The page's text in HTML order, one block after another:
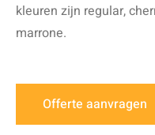
kleuren zijn regular,
marrone.
Offerte aanvragen